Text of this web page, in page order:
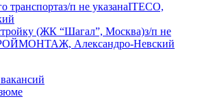
транспортаз/п не указанаITECO,
(ЖК “Шагал”, Москва)з/п не
Александро-Невский